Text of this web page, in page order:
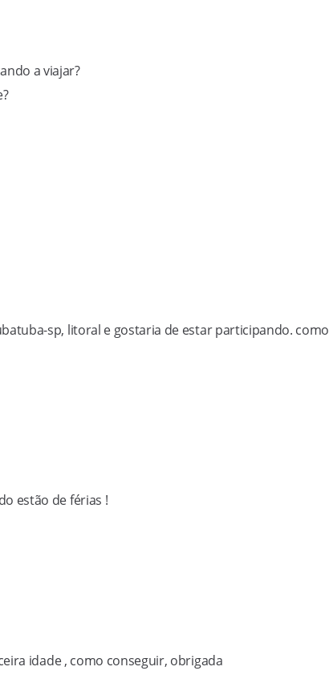
a viajar?
sp, litoral e gostaria de estar participando. como
estão de férias !
idade , como conseguir, obrigada